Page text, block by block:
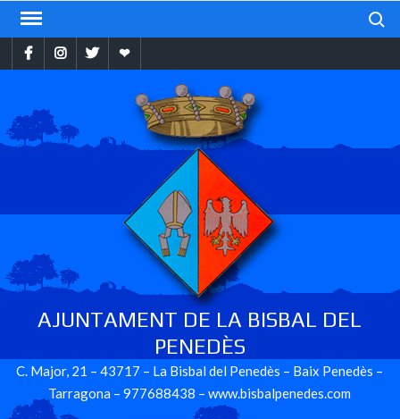
Skip
contentFacebookInstragram
TwitterEbando
AJUNTAMENT DE LA BISBAL DEL
PENEDÈS
C. Major, 21 – 43717 – La Bisbal del Penedès – Baix Penedès –
Tarragona – 977688438 – www.bisbalpenedes.com